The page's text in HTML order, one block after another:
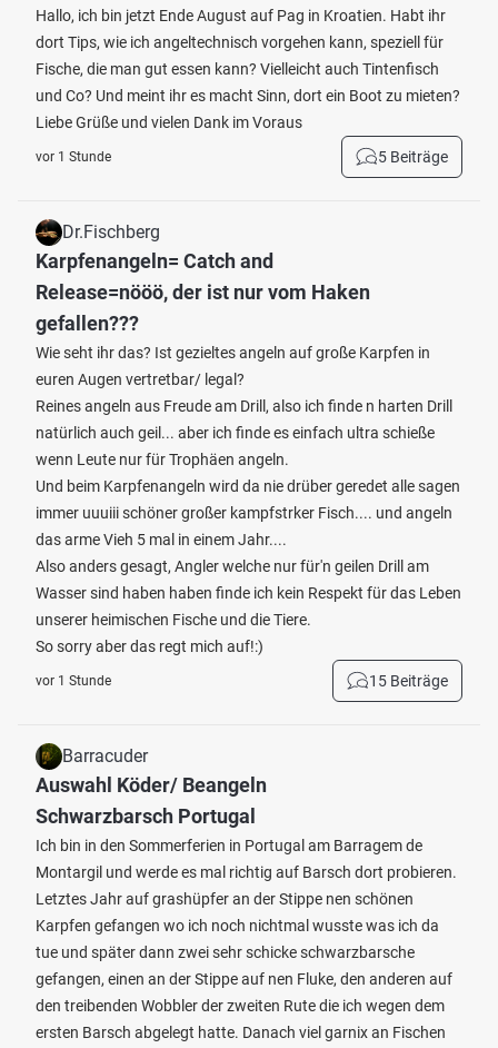
Hallo, ich bin jetzt Ende August auf Pag in Kroatien. Habt ihr
dort Tips, wie ich angeltechnisch vorgehen kann, speziell für
Fische, die man gut essen kann? Vielleicht auch Tintenfisch
und Co? Und meint ihr es macht Sinn, dort ein Boot zu mieten?
Liebe Grüße und vielen Dank im Voraus
vor 1 Stunde 5 Beiträge
Dr.Fischberg
Karpfenangeln= Catch and
Release=nööö, der ist nur vom Haken
gefallen???
Wie seht ihr das? Ist gezieltes angeln auf große Karpfen in
euren Augen vertretbar/ legal?
Reines angeln aus Freude am Drill, also ich finde n harten Drill
natürlich auch geil... aber ich finde es einfach ultra schieße
wenn Leute nur für Trophäen angeln.
Und beim Karpfenangeln wird da nie drüber geredet alle sagen
immer uuuiii schöner großer kampfstrker Fisch.... und angeln
das arme Vieh 5 mal in einem Jahr....
Also anders gesagt, Angler welche nur für'n geilen Drill am
Wasser sind haben haben finde ich kein Respekt für das Leben
unserer heimischen Fische und die Tiere.
So sorry aber das regt mich auf!:)
vor 1 Stunde 15 Beiträge
Barracuder
Auswahl Köder/ Beangeln
Schwarzbarsch Portugal
Ich bin in den Sommerferien in Portugal am Barragem de
Montargil und werde es mal richtig auf Barsch dort probieren.
Letztes Jahr auf grashüpfer an der Stippe nen schönen
Karpfen gefangen wo ich noch nichtmal wusste was ich da
tue und später dann zwei sehr schicke schwarzbarsche
gefangen, einen an der Stippe auf nen Fluke, den anderen auf
den treibenden Wobbler der zweiten Rute die ich wegen dem
ersten Barsch abgelegt hatte. Danach viel garnix an Fischen